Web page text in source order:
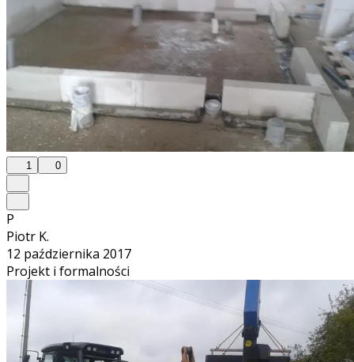
1 0
P
Piotr K.
12 października 2017
Projekt i formalności